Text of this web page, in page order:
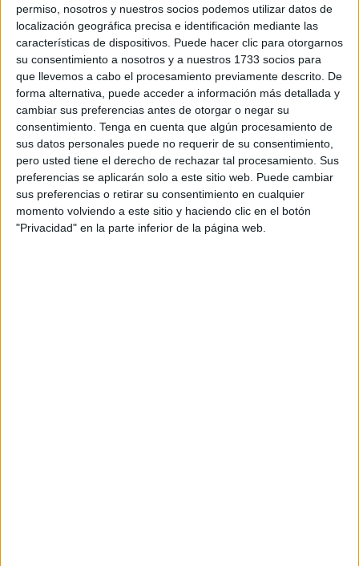
permiso, nosotros y nuestros socios podemos utilizar datos de
localización geográfica precisa e identificación mediante las
características de dispositivos. Puede hacer clic para otorgarnos
su consentimiento a nosotros y a nuestros 1733 socios para
que llevemos a cabo el procesamiento previamente descrito. De
forma alternativa, puede acceder a información más detallada y
cambiar sus preferencias antes de otorgar o negar su
consentimiento. Tenga en cuenta que algún procesamiento de
sus datos personales puede no requerir de su consentimiento,
pero usted tiene el derecho de rechazar tal procesamiento. Sus
preferencias se aplicarán solo a este sitio web. Puede cambiar
sus preferencias o retirar su consentimiento en cualquier
momento volviendo a este sitio y haciendo clic en el botón
"Privacidad" en la parte inferior de la página web.
enciende las alarmas sobre el celo del tribunal asignado
para las pruebas, también se ha creado una revolución de
inconformidades por las notas finales.
Uno de los afectados ha acudido a las instalaciones de El
Faro para contar la situación, cuando menos indignante,
para tantos otros que se han dejado todos sus esfuerzos,
ilusiones y esperanzas en esta convocatoria.
Nada se conoce sobre la primera fuente emisora de la
difusión de esta lista, pero El Faro ha corroborado que esta
filtración es cierta.